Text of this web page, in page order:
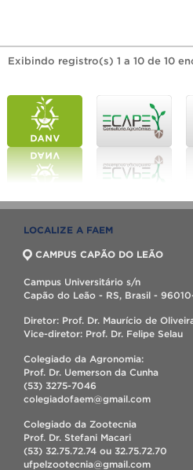
Exibindo registro(s) 1 a 10 de 10
LOCALIZE A FAEM
CAMPUS CAPÃO DO LEÃO
Campus Universitário s/n
Capão do Leão - RS, Brasil -
Diretor: Prof. Dr. Maurício de
Vice-diretor: Prof. Dr. Felipe Selau
Colegiado da Agronomia:
Prof. Dr. Uemerson da Cunha
(53) 3275-7046
colegiadofaem@gmail.com
Colegiado da Zootecnia
Prof. Dr. Stefani Macari
(53) 32.75.72.74 ou 32.75.72.70
ufpelzootecnia@gmail.com